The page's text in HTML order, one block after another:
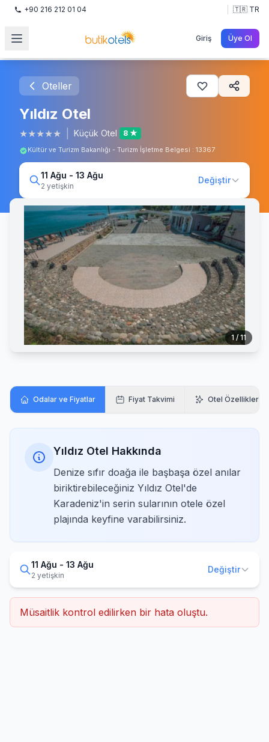
+90 216 212 01 04 🇹🇷 TR
Giriş Üye Ol
Oteller
Yıldız Otel
★★★★★ Küçük Otel 8 ★
Kültür ve Turizm Bakanlığı - Turizm İşletme Belgesi : 13367
11 Ağu - 13 Ağu
2 yetişkin
Değiştir
1 / 11
Odalar ve Fiyatlar Fiyat Takvimi Otel Özellikleri
Yıldız Otel Hakkında
Denize sıfır doağa ile başbaşa özel anılar
biriktirebileceğiniz Yıldız Otel'de
Karadeniz'in serin sularının otele özel
plajında keyfine varabilirsiniz.
11 Ağu - 13 Ağu
2 yetişkin
Değiştir
Müsaitlik kontrol edilirken bir hata oluştu.